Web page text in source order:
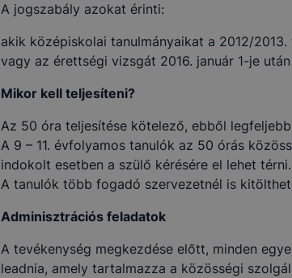
A jogszabály azokat érinti:
akik középiskolai tanulmányaikat a 2012/
vagy az érettségi vizsgát 2016. január 1-je
Mikor kell teljesíteni?
Az 50 óra teljesítése kötelező, ebből
A 9 – 11. évfolyamos tanulók az 50 órás
indokolt esetben a szülő kérésére el lehet térni.
A tanulók több fogadó szervezetnél is
Adminisztrációs feladatok
A tevékenység megkezdése előtt, minden
leadnia, amely tartalmazza a közösségi
Mi az a cookie?
információt
általánosságban
A cookie-kal
alkalmas adatokat.